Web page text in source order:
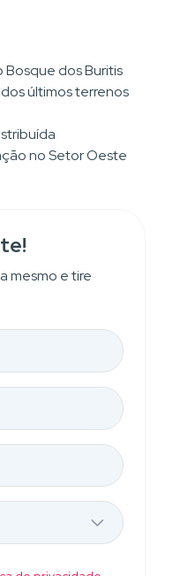
Bosque dos Buritis
últimos terrenos
no Setor Oeste
mesmo e tire